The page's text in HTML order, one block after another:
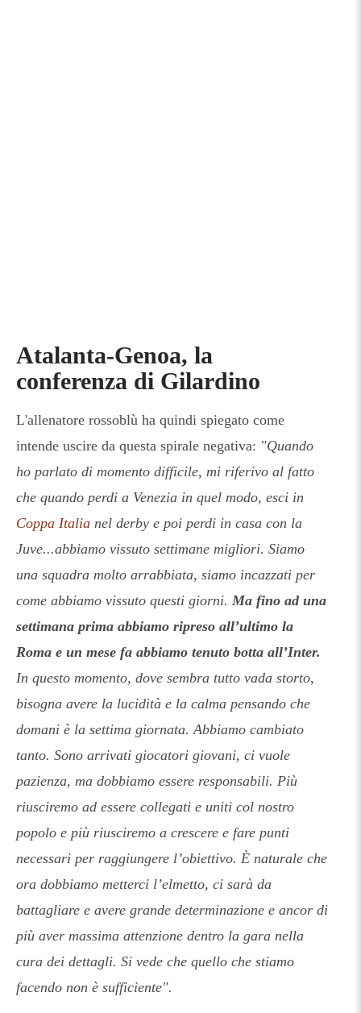
Atalanta-Genoa, la
conferenza di Gilardino
L'allenatore rossoblù ha quindi spiegato come
intende uscire da questa spirale negativa: "Quando
ho parlato di momento difficile, mi riferivo al fatto
che quando perdi a Venezia in quel modo, esci in
Coppa Italia nel derby e poi perdi in casa con la
Juve...abbiamo vissuto settimane migliori. Siamo
una squadra molto arrabbiata, siamo incazzati per
come abbiamo vissuto questi giorni. Ma fino ad una
settimana prima abbiamo ripreso all’ultimo la
Roma e un mese fa abbiamo tenuto botta all’Inter.
In questo momento, dove sembra tutto vada storto,
bisogna avere la lucidità e la calma pensando che
domani è la settima giornata. Abbiamo cambiato
tanto. Sono arrivati giocatori giovani, ci vuole
pazienza, ma dobbiamo essere responsabili. Più
riusciremo ad essere collegati e uniti col nostro
popolo e più riusciremo a crescere e fare punti
necessari per raggiungere l’obiettivo. È naturale che
ora dobbiamo metterci l’elmetto, ci sarà da
battagliare e avere grande determinazione e ancor di
più aver massima attenzione dentro la gara nella
cura dei dettagli. Si vede che quello che stiamo
facendo non è sufficiente".